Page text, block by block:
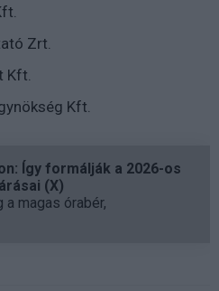
Zrt.
Kft.
Kft.
Így formálják a 2026-os
(X)
a magas órabér,